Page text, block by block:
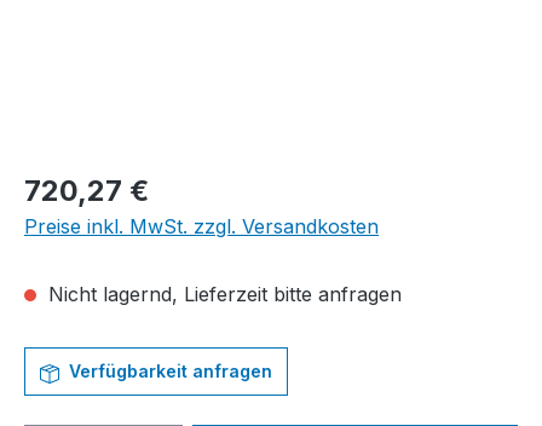
Regulärer Preis:
720,27 €
Preise inkl. MwSt. zzgl. Versandkosten
Nicht lagernd, Lieferzeit bitte anfragen
Verfügbarkeit anfragen